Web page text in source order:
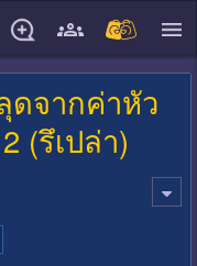
จากค่าหัว
(รึเปล่า)
close